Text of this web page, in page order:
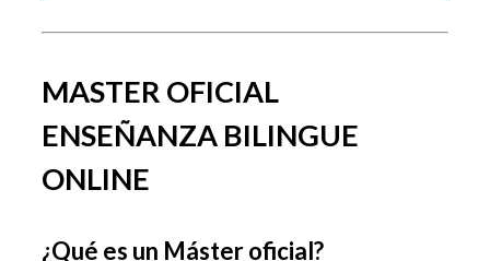
MASTER OFICIAL
ENSEÑANZA BILINGUE
ONLINE
¿Qué es un Máster oficial?